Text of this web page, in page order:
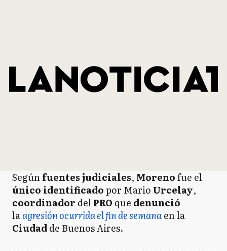
Segúnfuentes judiciales, Morenofue el
único identificadopor Mario Urcelay,
coordinador delPRO que denunció
laagresión ocurrida el fin de semanaen la
Ciudadde Buenos Aires.